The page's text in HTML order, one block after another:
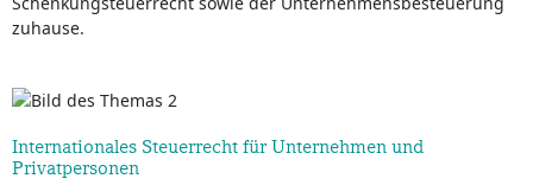
zuhause.
Internationales Steuerrecht für Unternehmen und
Privatpersonen